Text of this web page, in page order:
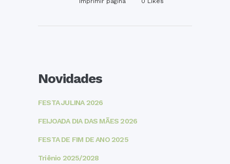
Novidades
FESTA JULINA 2026
FEIJOADA DIA DAS MÃES 2026
FESTA DE FIM DE ANO 2025
Triênio 2025/2028